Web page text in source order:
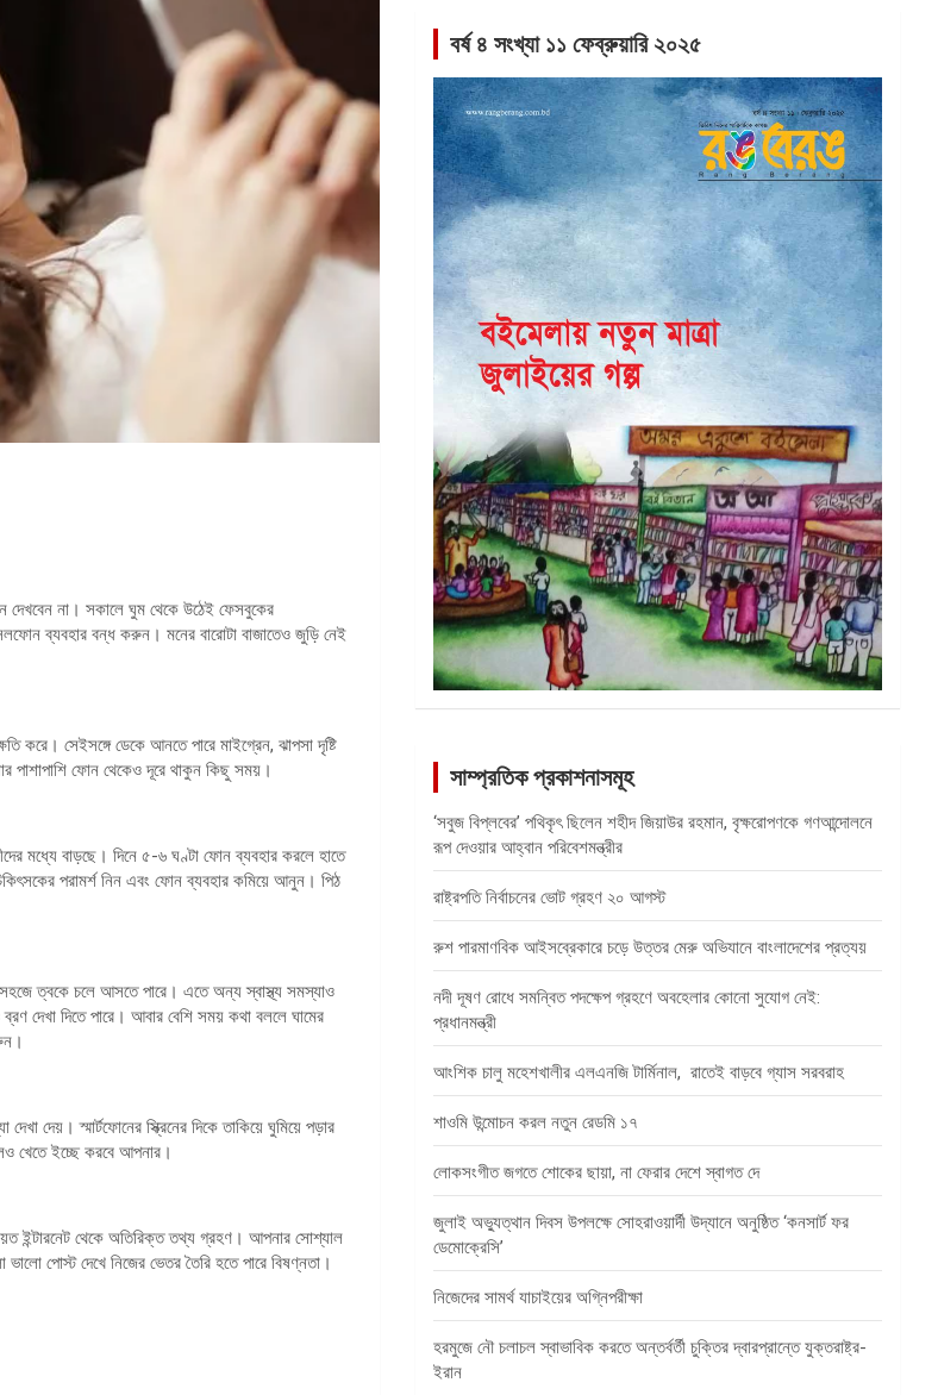
দেখবেন না। সকালে ঘুম থেকে উঠেই ফেসবুকের
ব্যবহার বন্ধ করুন। মনের বারোটা বাজাতেও জুড়ি নেই
করে। সেইসঙ্গে ডেকে আনতে পারে মাইগ্রেন, ঝাপসা দৃষ্টি
পাশাপাশি ফোন থেকেও দূরে থাকুন কিছু সময়।
মধ্যে বাড়ছে। দিনে ৫-৬ ঘণ্টা ফোন ব্যবহার করলে হাতে
পরামর্শ নিন এবং ফোন ব্যবহার কমিয়ে আনুন। পিঠ
সহজে ত্বকে চলে আসতে পারে। এতে অন্য স্বাস্থ্য সমস্যাও
দেখা দিতে পারে। আবার বেশি সময় কথা বললে ঘামের
দেয়। স্মার্টফোনের স্ক্রিনের দিকে তাকিয়ে ঘুমিয়ে পড়ার
খেতে ইচ্ছে করবে আপনার।
ইন্টারনেট থেকে অতিরিক্ত তথ্য গ্রহণ। আপনার সোশ্যাল
ভালো পোস্ট দেখে নিজের ভেতর তৈরি হতে পারে বিষণ্নতা।
বর্ষ ৪ সংখ্যা ১১ ফেব্রুয়ারি ২০২৫
সাম্প্রতিক প্রকাশনাসমূহ
‘সবুজ বিপ্লবের’ পথিকৃৎ ছিলেন শহীদ জিয়াউর রহমান, বৃক্ষরোপণকে গণআন্দোলনে
রূপ দেওয়ার আহ্বান পরিবেশমন্ত্রীর
রাষ্ট্রপতি নির্বাচনের ভোট গ্রহণ ২০ আগস্ট
রুশ পারমাণবিক আইসব্রেকারে চড়ে উত্তর মেরু অভিযানে বাংলাদেশের প্রত্যয়
নদী দূষণ রোধে সমন্বিত পদক্ষেপ গ্রহণে অবহেলার কোনো সুযোগ নেই:
প্রধানমন্ত্রী
আংশিক চালু মহেশখালীর এলএনজি টার্মিনাল, রাতেই বাড়বে গ্যাস সরবরাহ
শাওমি উন্মোচন করল নতুন রেডমি ১৭
লোকসংগীত জগতে শোকের ছায়া, না ফেরার দেশে স্বাগত দে
জুলাই অভ্যুত্থান দিবস উপলক্ষে সোহরাওয়ার্দী উদ্যানে অনুষ্ঠিত ‘কনসার্ট ফর
ডেমোক্রেসি’
নিজেদের সামর্থ যাচাইয়ের অগ্নিপরীক্ষা
হরমুজে নৌ চলাচল স্বাভাবিক করতে অন্তর্বর্তী চুক্তির দ্বারপ্রান্তে যুক্তরাষ্ট্র-
ইরান